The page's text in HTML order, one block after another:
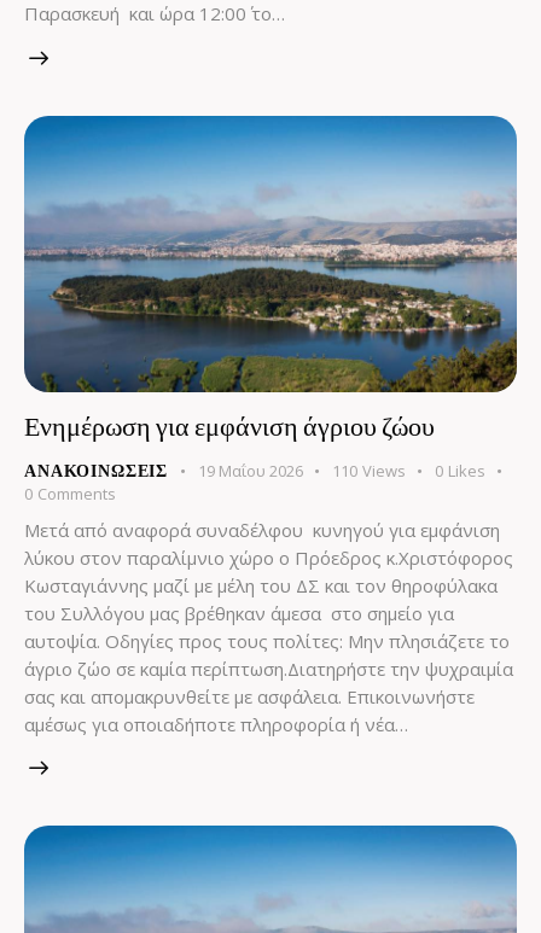
Παρασκευή και ώρα 12:00΄ το…
Ενημέρωση για εμφάνιση άγριου ζώου
ΑΝΑΚΟΙΝΏΣΕΙΣ 19 Μαΐου 2026 110 Views 0 Likes
0 Comments
Μετά από αναφορά συναδέλφου κυνηγού για εμφάνιση
λύκου στον παραλίμνιο χώρο ο Πρόεδρος κ.Χριστόφορος
Κωσταγιάννης μαζί με μέλη του ΔΣ και τον θηροφύλακα
του Συλλόγου μας βρέθηκαν άμεσα στο σημείο για
αυτοψία. Οδηγίες προς τους πολίτες: Μην πλησιάζετε το
άγριο ζώο σε καμία περίπτωση.Διατηρήστε την ψυχραιμία
σας και απομακρυνθείτε με ασφάλεια. Επικοινωνήστε
αμέσως για οποιαδήποτε πληροφορία ή νέα…